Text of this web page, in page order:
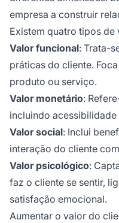
empresa a construir
Existem quatro tipos de
Valor funcional: Trata-
práticas do cliente.
produto ou serviço.
Valor monetário:
incluindo
Valor social: Inclui
interação do cliente
Valor psicológico:
faz o cliente se sentir,
satisfação emocional.
Aumentar o valor do